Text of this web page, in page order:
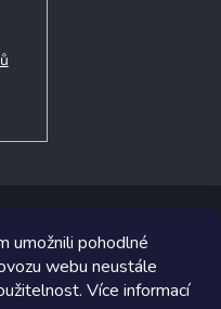
umožnili pohodlné
webu neustále
Více informací
. Všechna práva vyhrazena.